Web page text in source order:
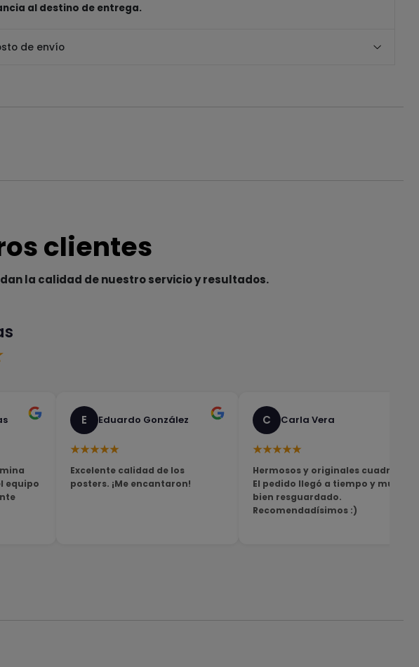
al destino de entrega.
de envío
clientes
la calidad de nuestro servicio y resultados.
equipo
E Eduardo González
★★★★★
Excelente calidad de los
posters. ¡Me encantaron!
C Carla Vera
★★★★★
Hermosos y originales cuadros!
El pedido llegó a tiempo y muy
bien resguardado.
Recomendadísimos :)